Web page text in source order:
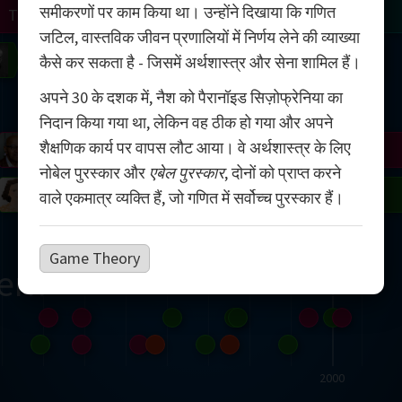
2000
Avila
Mirzakhani
Tao
Bourgain
Matiyasevich
Uhlenbeck
Easley
Penrose
Serre
Mandelbrot
Robinson
Blackwell
Gardner
Turingसमीकरणों पर काम किया था। उन्होंने दिखाया कि गणित
जटिल, वास्तविक जीवन प्रणालियों में निर्णय लेने की व्याख्या
कैसे कर सकता है - जिसमें अर्थशास्त्र और सेना शामिल हैं।
अपने 30 के दशक में, नैश को पैरानॉइड सिज़ोफ्रेनिया का
निदान किया गया था, लेकिन वह ठीक हो गया और अपने
शैक्षणिक कार्य पर वापस लौट आया। वे अर्थशास्त्र के लिए
नोबेल पुरस्कार और एबेल पुरस्कार, दोनों को प्राप्त करने
वाले एकमात्र व्यक्ति हैं, जो गणित में सर्वोच्च पुरस्कार हैं।
Game Theory